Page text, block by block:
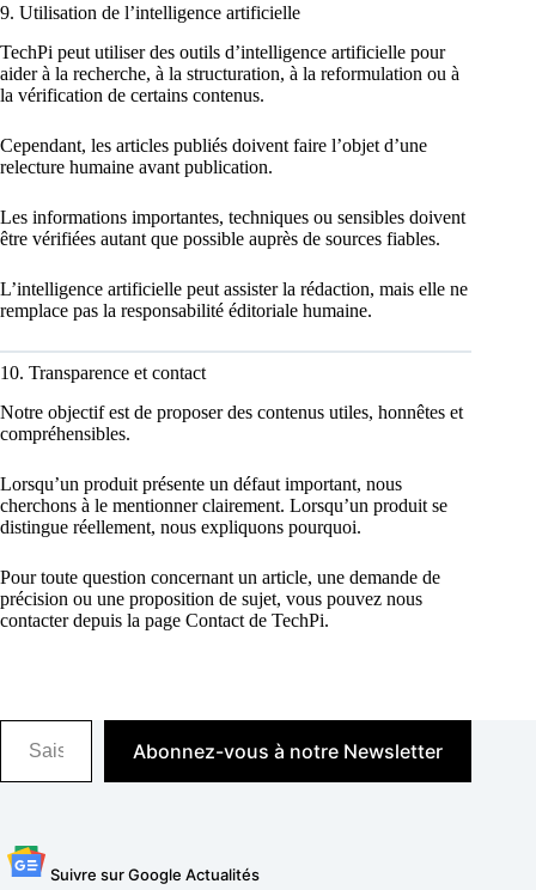
9. Utilisation de l’intelligence artificielle
TechPi peut utiliser des outils d’intelligence artificielle pour
aider à la recherche, à la structuration, à la reformulation ou à
la vérification de certains contenus.
Cependant, les articles publiés doivent faire l’objet d’une
relecture humaine avant publication.
Les informations importantes, techniques ou sensibles doivent
être vérifiées autant que possible auprès de sources fiables.
L’intelligence artificielle peut assister la rédaction, mais elle ne
remplace pas la responsabilité éditoriale humaine.
10. Transparence et contact
Notre objectif est de proposer des contenus utiles, honnêtes et
compréhensibles.
Lorsqu’un produit présente un défaut important, nous
cherchons à le mentionner clairement. Lorsqu’un produit se
distingue réellement, nous expliquons pourquoi.
Pour toute question concernant un article, une demande de
précision ou une proposition de sujet, vous pouvez nous
contacter depuis la page Contact de TechPi.
Saisissez votre adresse e-mail…
Abonnez-vous à notre Newsletter
Suivre sur Google Actualités